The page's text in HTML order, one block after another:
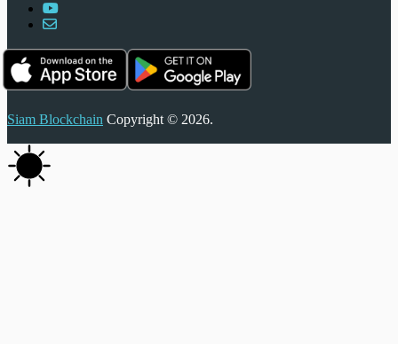
Siam Blockchain Copyright © 2026.